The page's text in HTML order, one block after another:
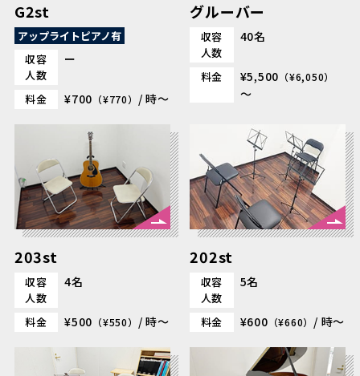
G2st
アップライトピアノ有
収容
人数
ー
料金 ¥700 （¥770） / 時～
グルーバー
収容
人数
40名
料金 ¥5,500 （¥6,050）
～
203st
収容
人数
4名
料金 ¥500 （¥550） / 時～
202st
収容
人数
5名
料金 ¥600 （¥660） / 時～